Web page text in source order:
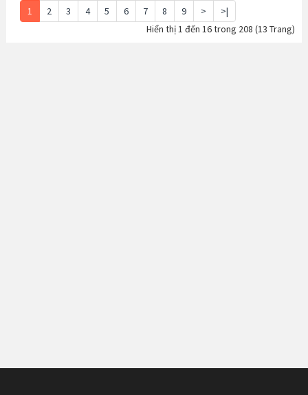
1 2 3 4 5 6 7 8 9 >
>|
Hiển thị 1 đến 16 trong 208 (13 Trang)